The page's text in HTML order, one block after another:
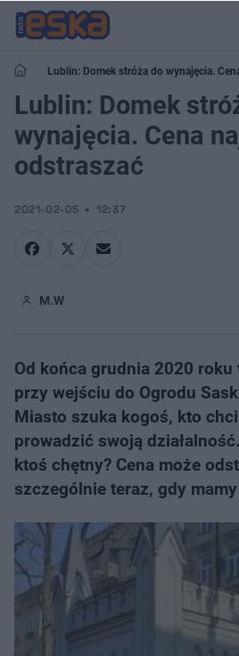
Lublin: Domek stróża do wynajęcia.
Lublin: Domek
wynajęcia. Cena
odstraszać
2021-02-05 12:37
M.W
Od końca grudnia 2020
przy wejściu do Ogrodu
Miasto szuka kogoś, kto
prowadzić swoją
ktoś chętny? Cena może
szczególnie teraz, gdy